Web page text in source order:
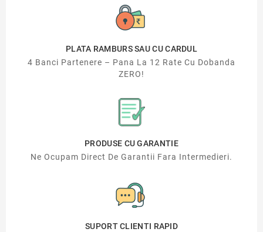
PLATA RAMBURS SAU CU CARDUL
4 Banci Partenere – Pana La 12 Rate Cu Dobanda
ZERO!
PRODUSE CU GARANTIE
Ne Ocupam Direct De Garantii Fara Intermedieri.
SUPORT CLIENTI RAPID